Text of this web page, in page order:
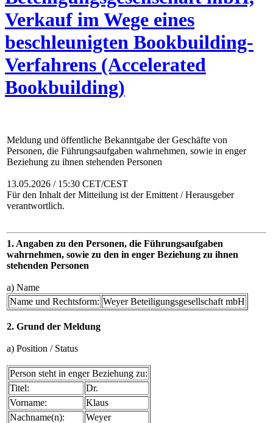
Verkauf im Wege eines
beschleunigten Bookbuilding-
Verfahrens (Accelerated
Bookbuilding)
Meldung und öffentliche Bekanntgabe der Geschäfte von
Personen, die Führungsaufgaben wahrnehmen, sowie in enger
Beziehung zu ihnen stehenden Personen
13.05.2026 / 15:30 CET/CEST
Für den Inhalt der Mitteilung ist der Emittent / Herausgeber
verantwortlich.
1. Angaben zu den Personen, die Führungsaufgaben
wahrnehmen, sowie zu den in enger Beziehung zu ihnen
stehenden Personen
a) Name
Name und Rechtsform: Weyer Beteiligungsgesellschaft mbH
2. Grund der Meldung
a) Position / Status
Person steht in enger Beziehung zu:
Titel:
Dr.
Vorname:
Klaus
Nachname(n):
Weyer